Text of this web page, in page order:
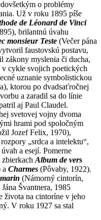
o problémy
Už v roku 1895 píše
de Léonard de Vinci
brilantnú úvahu
monsieur Teste (Večer pána
faustovskú postavu,
zákony myslenia či ducha,
cykle svojich poetických
uznanie symbolistickou
ktorou po dvadsaťročnej
a zaradil sa do línie
aj Paul Claudel.
svetovej vojny dvoma
hrami pod spoločným
Jozef Felix, 1970),
„srdca a intelektu“,
a esejí. Pomerne
Album de vers
a Charmes (Pôvaby, 1922).
(Námorný cintorín,
Švantnera, 1985
života na cintoríne v jeho
V roku 1927 sa stal